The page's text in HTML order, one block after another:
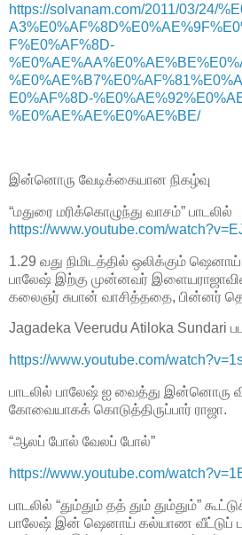
https://solvanam.com/2011/03/24/
F%E0%AF%8D-
E0%AF%8D-
%E0%AE%AE%E0%AE%BE/
இன்னொரு வேடிக்கையான நிகழ்வு
“மதுரை மரிக்கொழுந்து வாசம்” பாடலில்
https://www.youtube.com/
1.29 வது நிமிடத்தில் ஒலிக்கும்
பாலேஷ் இற்கு முன்னவர்
கலைஞர் சுபான் வாசித்ததை, பின்னர்
Jagadeka Veerudu Atiloka Sundari
https://www.youtube.com/
பாடலில் பாலேஷ் ஐ வைத்து இன்னொரு
கோவையாகக் கொடுத்திருப்பார் ராஜா.
“ஆலப் போல் வேலப் போல்”
https://www.youtube.com/
பாடலில் “தும்தும் தத் தும் தும்தும்”
பாலேஷ் இன் ஷெனாய் கல்யாண வீட்டுப்